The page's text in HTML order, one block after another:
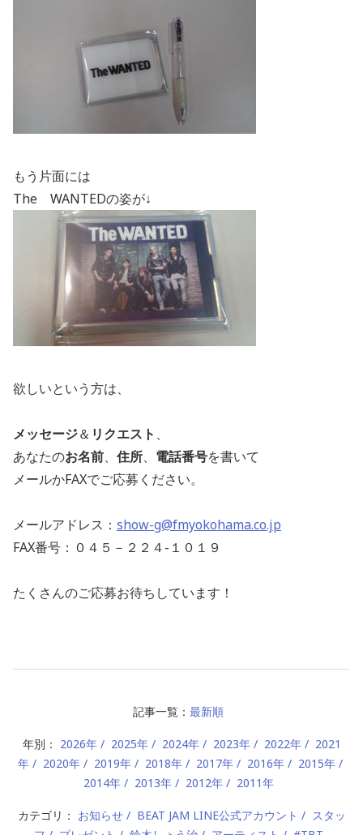
もう片面には
The WANTEDの姿が↓
欲しいという方は、
メッセージ＆ リクエスト 、
あなたのお名前、 住所、 電話番号を書いて
メールかFAXでご応募ください。
メールアドレス： show-g@fmyokohama.co.jp
FAX番号：０４５－２２４-１０１９
たくさんのご応募お待ちしています！
記事一覧： 最新順
年別： 2026年 2025年 2024年 2023年 2022年
2021
年
2020年 2019年 2018年 2017年 2016年
2015年
2014年
2013年 2012年 2011年
カテゴリ： お知らせ BEAT JAM LINE公式アカウント
スタッ